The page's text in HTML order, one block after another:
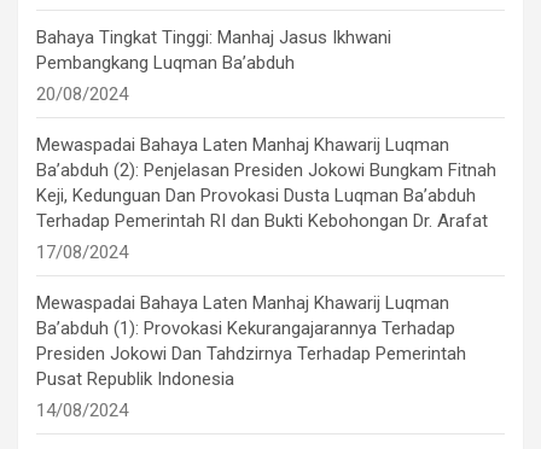
Bahaya Tingkat Tinggi: Manhaj Jasus Ikhwani
Pembangkang Luqman Ba’abduh
20/08/2024
Mewaspadai Bahaya Laten Manhaj Khawarij Luqman
Ba’abduh (2): Penjelasan Presiden Jokowi Bungkam Fitnah
Keji, Kedunguan Dan Provokasi Dusta Luqman Ba’abduh
Terhadap Pemerintah RI dan Bukti Kebohongan Dr. Arafat
17/08/2024
Mewaspadai Bahaya Laten Manhaj Khawarij Luqman
Ba’abduh (1): Provokasi Kekurangajarannya Terhadap
Presiden Jokowi Dan Tahdzirnya Terhadap Pemerintah
Pusat Republik Indonesia
14/08/2024